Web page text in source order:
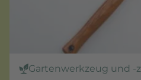
Gartenwerkzeug und -